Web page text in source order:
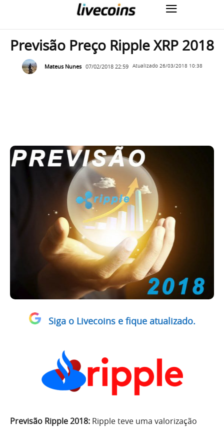
Previsão Preço Ripple XRP 2018
Mateus Nunes 07/02/2018 22:59 Atualizado 26/03/2018 10:38
Siga o Livecoins e fique atualizado.
Previsão Ripple 2018: Ripple teve uma valorização